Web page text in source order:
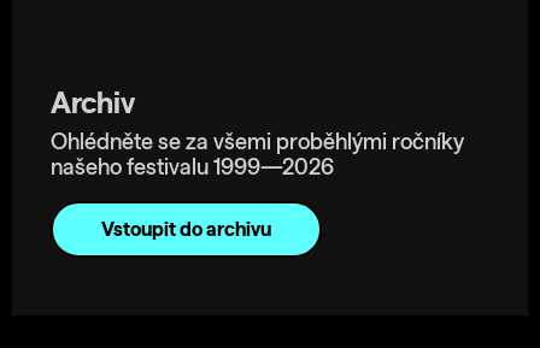
Archiv
Ohlédněte se za všemi proběhlými ročníky
našeho festivalu 1999—2026
Vstoupit do archivu